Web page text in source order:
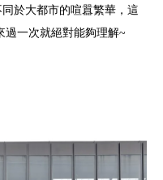
於大都市的喧囂繁華，這
過一次就絕對能夠理解~